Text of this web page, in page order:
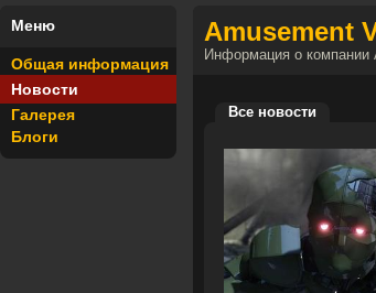
Меню
Общая информация
Новости
Галерея
Блоги
Amusement
Информация о компании
Все новости